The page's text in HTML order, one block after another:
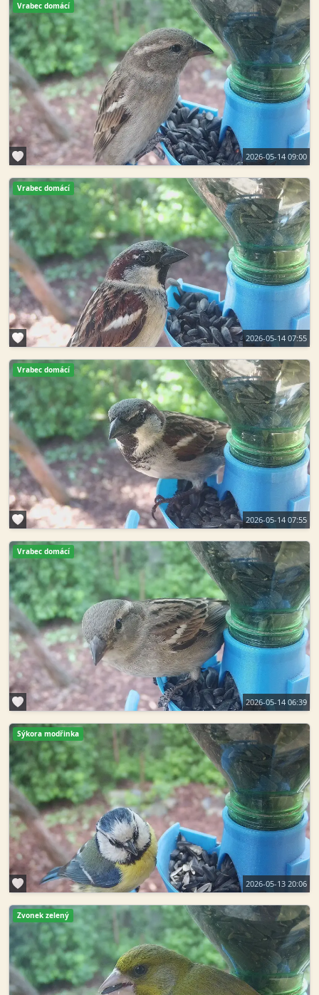
Vrabec domácí
2026-05-14 09:00
Vrabec domácí
2026-05-14 07:55
Vrabec domácí
2026-05-14 07:55
Vrabec domácí
2026-05-14 06:39
Sýkora modřinka
2026-05-13 20:06
Zvonek zelený